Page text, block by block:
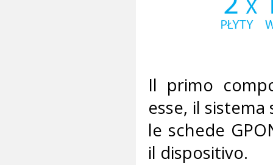
Il primo
esse, il sistema
le schede
il dispositivo.